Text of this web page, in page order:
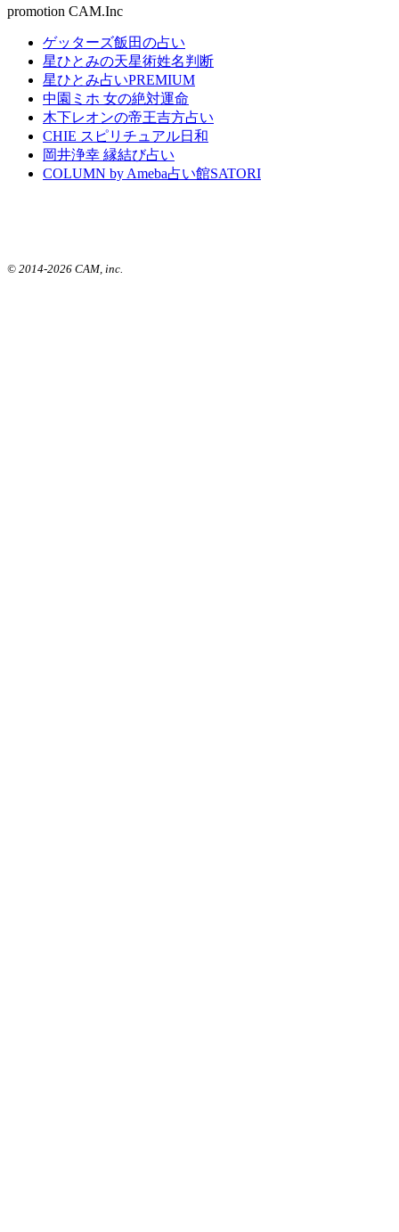
promotion CAM.Inc
ゲッターズ飯田の占い
星ひとみの天星術姓名判断
星ひとみ占いPREMIUM
中園ミホ 女の絶対運命
木下レオンの帝王吉方占い
CHIE スピリチュアル日和
岡井浄幸 縁結び占い
COLUMN by Ameba占い館SATORI
© 2014-2026 CAM, inc.